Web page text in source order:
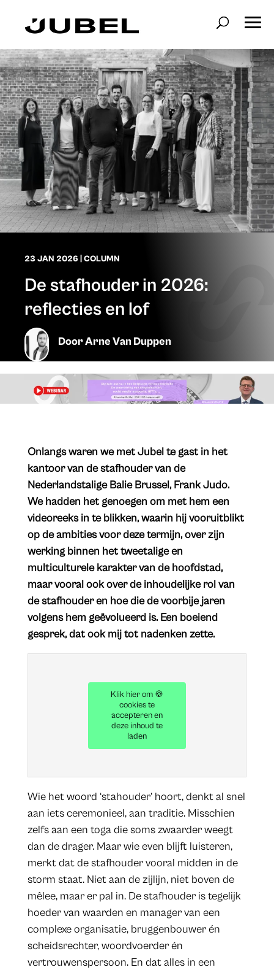
23 JAN 2026 COLUMN
De stafhouder in 2026:
reflecties en lof
DoorArne Van Duppen
Onlangs waren we met Jubel te gast in het
kantoor van de stafhouder van de
Nederlandstalige Balie Brussel, Frank Judo.
We hadden het genoegen om met hem een
videoreeks in te blikken, waarin hij vooruitblikt
op de ambities voor deze termijn, over zijn
werking binnen het tweetalige en
multiculturele karakter van de hoofdstad,
maar vooral ook over de inhoudelijke rol van
de stafhouder en hoe die de voorbije jaren
volgens hem geëvolueerd is. Een boeiend
gesprek, dat ook mij tot nadenken zette.
Klik hier om 🍪
cookies te
accepteren en
deze inhoud te
laden
Wie het woord ‘stahouder’ hoort, denkt al snel
aan iets ceremonieel, aan traditie. Misschien
zelfs aan een toga die soms zwaarder weegt
dan de drager. Maar wie even blijft luisteren,
merkt dat de stafhouder vooral midden in de
storm staat. Niet aan de zijlijn, niet boven de
mêlee, maar er pal in. De stafhouder is tegelijk
hoeder van waarden en manager van een
complexe organisatie, bruggenbouwer én
scheidsrechter, woordvoerder én
vertrouwenspersoon. En dat alles in een